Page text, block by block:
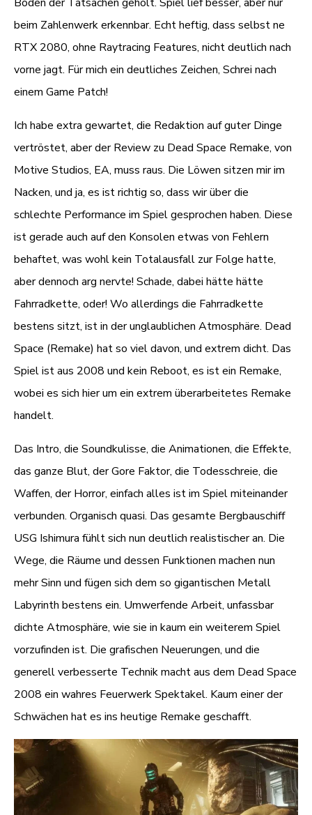
Boden der Tatsachen geholt. Spiel lief besser, aber nur
beim Zahlenwerk erkennbar. Echt heftig, dass selbst ne
RTX 2080, ohne Raytracing Features, nicht deutlich nach
vorne jagt. Für mich ein deutliches Zeichen, Schrei nach
einem Game Patch!
Ich habe extra gewartet, die Redaktion auf guter Dinge
vertröstet, aber der Review zu Dead Space Remake, von
Motive Studios, EA, muss raus. Die Löwen sitzen mir im
Nacken, und ja, es ist richtig so, dass wir über die
schlechte Performance im Spiel gesprochen haben. Diese
ist gerade auch auf den Konsolen etwas von Fehlern
behaftet, was wohl kein Totalausfall zur Folge hatte,
aber dennoch arg nervte! Schade, dabei hätte hätte
Fahrradkette, oder! Wo allerdings die Fahrradkette
bestens sitzt, ist in der unglaublichen Atmosphäre. Dead
Space (Remake) hat so viel davon, und extrem dicht. Das
Spiel ist aus 2008 und kein Reboot, es ist ein Remake,
wobei es sich hier um ein extrem überarbeitetes Remake
handelt.
Das Intro, die Soundkulisse, die Animationen, die Effekte,
das ganze Blut, der Gore Faktor, die Todesschreie, die
Waffen, der Horror, einfach alles ist im Spiel miteinander
verbunden. Organisch quasi. Das gesamte Bergbauschiff
USG Ishimura fühlt sich nun deutlich realistischer an. Die
Wege, die Räume und dessen Funktionen machen nun
mehr Sinn und fügen sich dem so gigantischen Metall
Labyrinth bestens ein. Umwerfende Arbeit, unfassbar
dichte Atmosphäre, wie sie in kaum ein weiterem Spiel
vorzufinden ist. Die grafischen Neuerungen, und die
generell verbesserte Technik macht aus dem Dead Space
2008 ein wahres Feuerwerk Spektakel. Kaum einer der
Schwächen hat es ins heutige Remake geschafft.